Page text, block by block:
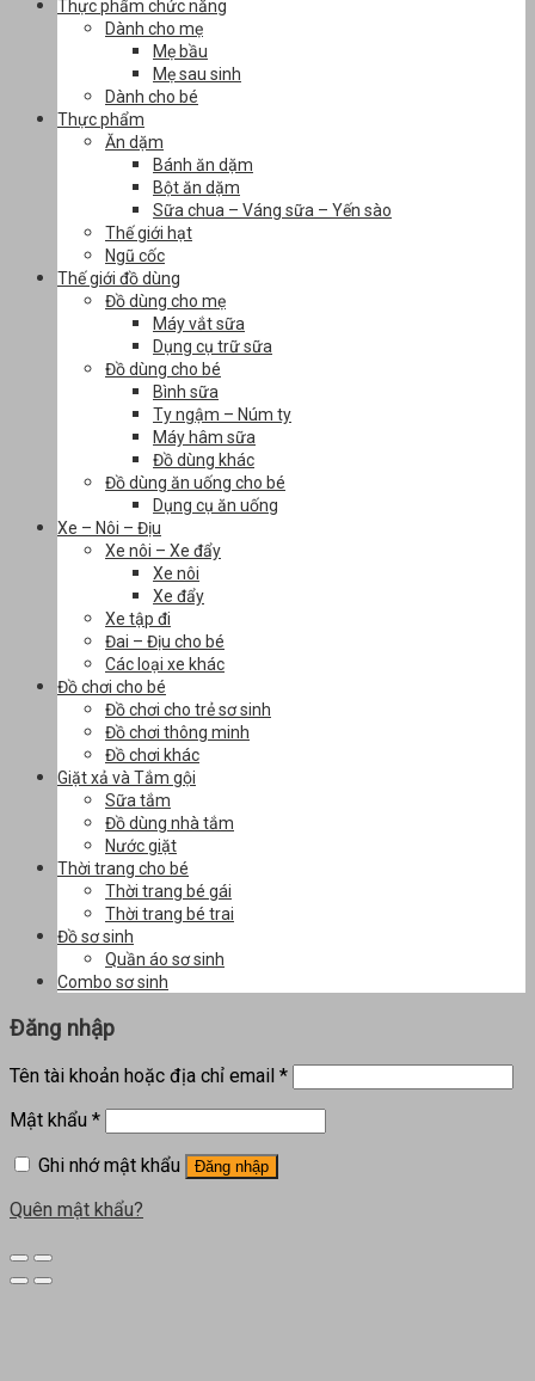
Thực phẩm chức năng
Dành cho mẹ
Mẹ bầu
Mẹ sau sinh
Dành cho bé
Thực phẩm
Ăn dặm
Bánh ăn dặm
Bột ăn dặm
Sữa chua – Váng sữa – Yến sào
Thế giới hạt
Ngũ cốc
Thế giới đồ dùng
Đồ dùng cho mẹ
Máy vắt sữa
Dụng cụ trữ sữa
Đồ dùng cho bé
Bình sữa
Ty ngậm – Núm ty
Máy hâm sữa
Đồ dùng khác
Đồ dùng ăn uống cho bé
Dụng cụ ăn uống
Xe – Nôi – Địu
Xe nôi – Xe đẩy
Xe nôi
Xe đẩy
Xe tập đi
Đai – Địu cho bé
Các loại xe khác
Đồ chơi cho bé
Đồ chơi cho trẻ sơ sinh
Đồ chơi thông minh
Đồ chơi khác
Giặt xả và Tắm gội
Sữa tắm
Đồ dùng nhà tắm
Nước giặt
Thời trang cho bé
Thời trang bé gái
Thời trang bé trai
Đồ sơ sinh
Quần áo sơ sinh
Combo sơ sinh
Đăng nhập
Tên tài khoản hoặc địa chỉ email *
Mật khẩu *
Ghi nhớ mật khẩu
Đăng nhập
Quên mật khẩu?